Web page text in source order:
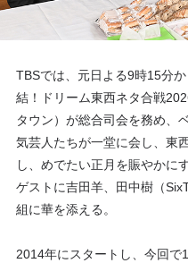
TBSでは、元日よる9時15分
結！ドリーム東西ネタ合戦
タウン）が総合司会を務め、
気芸人たちが一堂に会し、東
し、めでたい正月を賑やかに
ゲストに吉田羊、田中樹（
組に華を添える。
2014年にスタートし、今回で